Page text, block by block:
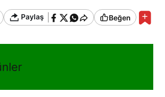
Paylaş Beğen